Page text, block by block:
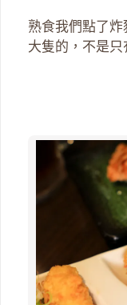
熟食我們點了
大隻的，不是只